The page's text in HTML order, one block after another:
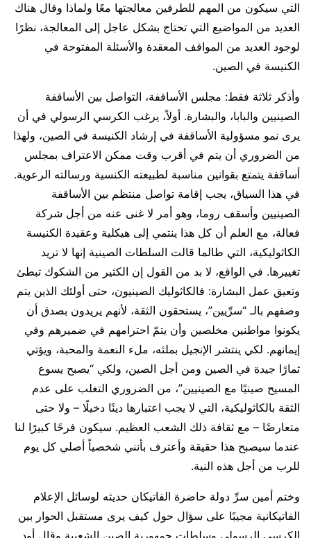
التي سيكون من المهم للطرفين معالجتها معًا ولماذا وقال هناك
العديد من المواضيع التي تحتاج بشكل عاجل إلى المعالجة، نظرًا
لوجود العديد من المواقف المعقدة والأسئلة المفتوحة في
الكنيسة في الصين.
وأذكر ثلاثة فقط: مجلس الأساقفة، التواصل بين الأساقفة
الصينيين والبابا، والبشارة. أولاً، يرغب الكرسي الرسولي في أن
يرى نمو مسؤولية الأساقفة في إرشاد الكنيسة في الصين، ولهذا
من الضروري أن يتم في أقرب وقت ممكن الاعتراف بمجلس
أساقفة يتمتع بقوانين مناسبة لطبيعته الكنسية ورسالته الرعوية.
في هذا السياق، يجب إقامة تواصل منتظم بين الأساقفة
الصينيين وأسقف روما، وهو أمر لا غنى عنه من أجل شركة
فعالة، مع العلم أن كل هذا ينتمي إلى هيكلية وعقيدة الكنيسة
الكاثوليكية، التي طالما قالت السلطات الصينية إنها لا تريد
تغييرها. في الواقع، لا بد من القول إن الكثير من الشكوك تبطئ
وتعيق عمل البشارة: فالكاثوليك الصينيون، حتى أولئك الذين يتم
وصفهم بالـ “سرِّيين”، يستحقون الثقة، لأنهم يريدون بصدق أن
يكونوا مواطنين مخلصين وأن يتمّ احترامهم في ضميرهم وفي
إيمانهم. لكي ينتشر الإنجيل بملئه، ملء النعمة والمحبة، ويؤتي
ثمارًا جيدة في الصين ومن أجل الصين، ولكي “يصبح يسوع
المسيح صينيًا مع الصينيين”، من الضروري التغلب على عدم
الثقة بالكاثوليكية، التي لا يجب اعتبارها دينًا دخيلًا – ولا حتى
متعارضًا – مع ثقافة ذلك الشعب العظيم. سيكون فرحًا كبيرًا لنا
عندما سيصبح هذا حقيقة وأعترف بأنني شخصياً أصلي كل يوم
للرب من أجل هذه النية.
وختم أمين سرِّ دولة حاضرة الفاتيكان حديثه لوسائل الإعلام
الفاتيكانية مجيبًا على سؤال حول كيف يرى مستقبل الحوار بين
الكرسي الرسولي وسلطات جمهورية الصين الشعبية وقال أود